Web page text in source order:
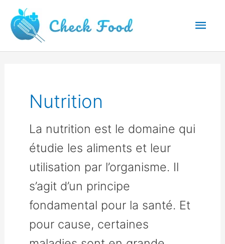
contenu
Nutrition
La nutrition est le domaine qui
étudie les aliments et leur
utilisation par l’organisme. Il
s’agit d’un principe
fondamental pour la santé. Et
pour cause, certaines